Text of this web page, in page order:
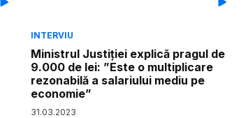
INTERVIU
Ministrul Justiției explică pragul de
9.000 de lei: ”Este o multiplicare
rezonabilă a salariului mediu pe
economie”
31.03.2023